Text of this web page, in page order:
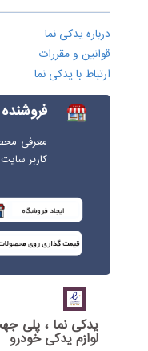
درباره یدکی نما
قوانین و مقررات
ارتباط با یدکی نما
کاربر سایت
یدکی نما ، پلی
لوازم یدکی خودرو